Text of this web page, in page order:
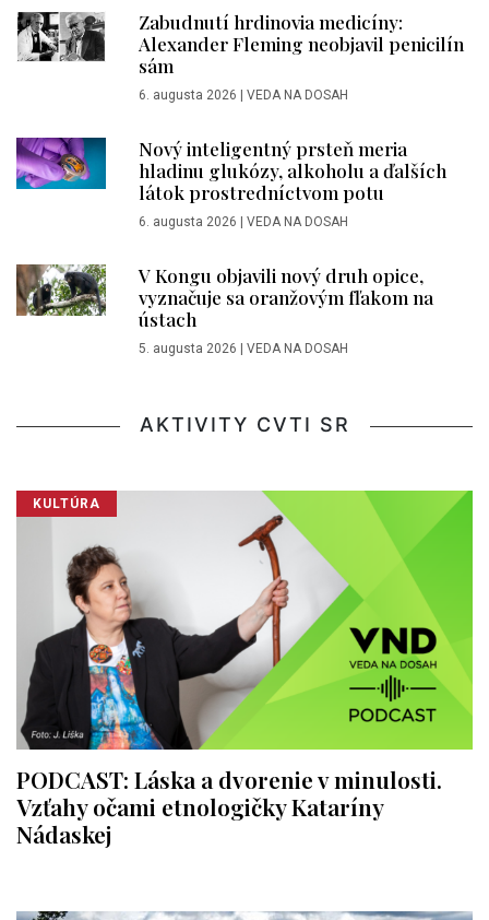
Zabudnutí hrdinovia medicíny:
Alexander Fleming neobjavil penicilín
sám
6. augusta 2026 VEDA NA DOSAH
Nový inteligentný prsteň meria
hladinu glukózy, alkoholu a ďalších
látok prostredníctvom potu
6. augusta 2026 VEDA NA DOSAH
V Kongu objavili nový druh opice,
vyznačuje sa oranžovým fľakom na
ústach
5. augusta 2026 VEDA NA DOSAH
AKTIVITY CVTI SR
KULTÚRA
PODCAST: Láska a dvorenie v minulosti.
Vzťahy očami etnologičky Kataríny
Nádaskej